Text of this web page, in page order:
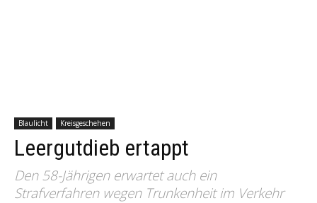
Blaulicht Kreisgeschehen
Leergutdieb ertappt
Den 58-Jährigen erwartet auch ein
Strafverfahren wegen Trunkenheit im Verkehr